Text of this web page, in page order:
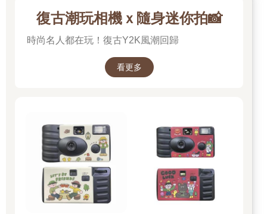
復古潮玩相機ｘ隨身迷你拍📸
時尚名人都在玩！復古Y2K風潮回歸
看更多